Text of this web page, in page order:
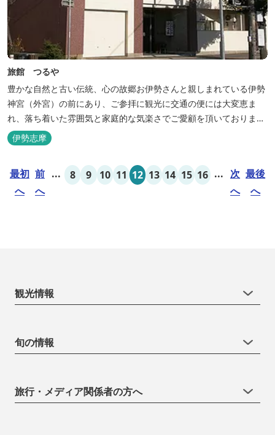
旅館 つるや
豊かな自然と古い伝統、心の故郷お伊勢さんと親しまれている伊勢
神宮（外宮）の前にあり、ご参拝に観光に交通の便には大変恵ま
れ、落ち着いた雰囲気と家庭的な気楽さでご愛顧を頂いておりま
す。
伊勢志摩
最初
へ
前
へ
... 8 9 10 11 12 13 14 15 16 ... 次
へ
最後
へ
観光情報
旬の情報
旅行・メディア関係者の方へ